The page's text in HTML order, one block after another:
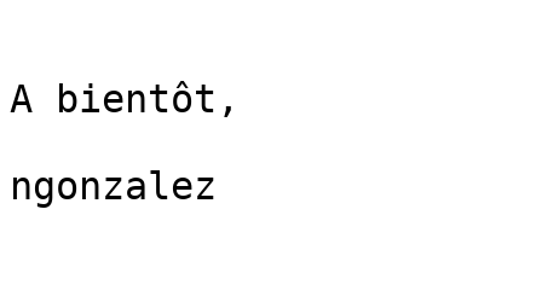
A bientôt,
ngonzalez